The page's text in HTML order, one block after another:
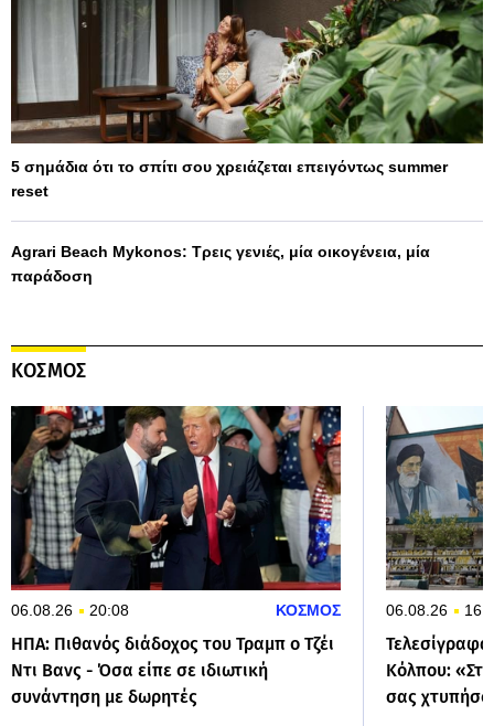
5 σημάδια ότι το σπίτι σου χρειάζεται επειγόντως summer
reset
Agrari Beach Mykonos: Τρεις γενιές, μία οικογένεια, μία
παράδοση
ΚΟΣΜΟΣ
06.08.26 20:08 ΚΟΣΜΟΣ
ΗΠΑ: Πιθανός διάδοχος του Τραμπ ο Τζέι
Ντι Βανς - Όσα είπε σε ιδιωτική
συνάντηση με δωρητές
06.08.26
Κόλπου:
σας